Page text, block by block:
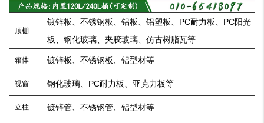
顶棚
镀锌板、不锈钢板、铝板、铝塑板、PC耐力板、PC阳光
板、钢化玻璃、夹胶玻璃、仿古树脂瓦等
箱体 镀锌板、不锈钢板、铝型材等
视窗 钢化玻璃、PC耐力板、亚克力板等
立柱 镀锌管、不锈钢管、铝型材等